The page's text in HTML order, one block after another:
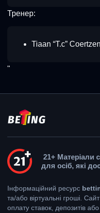
Тренер:
Tiaan “T.c” Coertzen
"
21+ Матеріали
для осіб, які
Інформаційний ресурс
та/або віртуальні гроші.
оплату ставок, депозитів